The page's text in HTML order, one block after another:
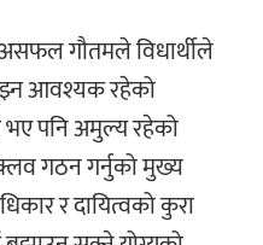
गौतमले विधार्थीले
आवश्यक रहेको
भए पनि अमुल्य रहेको
गठन गर्नुको मुख्य
र दायित्वको कुरा